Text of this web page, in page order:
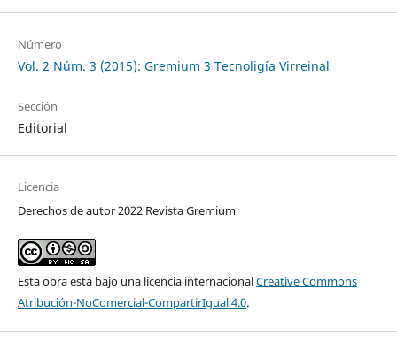
Número
Vol. 2 Núm. 3 (2015): Gremium 3 Tecnoligía Virreinal
Sección
Editorial
Licencia
Derechos de autor 2022 Revista Gremium
Esta obra está bajo una licencia internacionalCreative Commons
Atribución-NoComercial-CompartirIgual 4.0.